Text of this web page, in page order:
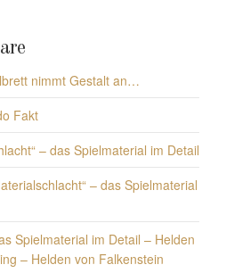
nimmt Gestalt an…
Fakt
– das Spielmaterial im Detail
– das Spielmaterial
Spielmaterial im Detail – Helden
– Helden von Falkenstein